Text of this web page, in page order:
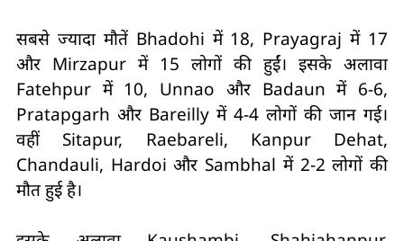
सबसे ज्यादा मौतें Bhadohi में 18, Prayagraj में 17
और Mirzapur में 15 लोगों की हुईं। इसके अलावा
Fatehpur में 10, Unnao और Badaun में 6-6,
Pratapgarh और Bareilly में 4-4 लोगों की जान गई।
वहीं Sitapur, Raebareli, Kanpur Dehat,
Chandauli, Hardoi और Sambhal में 2-2 लोगों की
मौत हुई है।